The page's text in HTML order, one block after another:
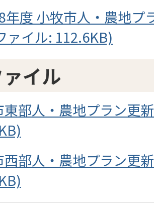
年度 小牧市人・農地プ
ァイル: 112.6KB)
イル
東部人・農地プラン更
西部人・農地プラン更